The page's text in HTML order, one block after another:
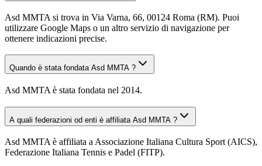
Asd MMTA si trova in Via Varna, 66, 00124 Roma (RM). Puoi
utilizzare Google Maps o un altro servizio di navigazione per
ottenere indicazioni precise.
Quando è stata fondata Asd MMTA ?
Asd MMTA è stata fondata nel 2014.
A quali federazioni od enti è affiliata Asd MMTA ?
Asd MMTA è affiliata a Associazione Italiana Cultura Sport (AICS),
Federazione Italiana Tennis e Padel (FITP).